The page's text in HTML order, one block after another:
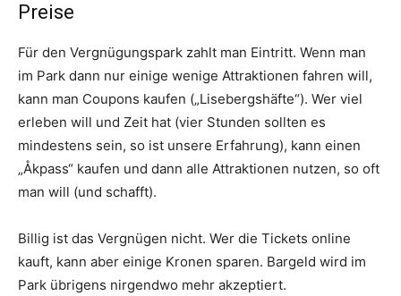
Preise
Für den Vergnügungspark zahlt man Eintritt. Wenn man
im Park dann nur einige wenige Attraktionen fahren will,
kann man Coupons kaufen („Lisebergshäfte“). Wer viel
erleben will und Zeit hat (vier Stunden sollten es
mindestens sein, so ist unsere Erfahrung), kann einen
„Åkpass“ kaufen und dann alle Attraktionen nutzen, so oft
man will (und schafft).
Billig ist das Vergnügen nicht. Wer die Tickets online
kauft, kann aber einige Kronen sparen. Bargeld wird im
Park übrigens nirgendwo mehr akzeptiert.